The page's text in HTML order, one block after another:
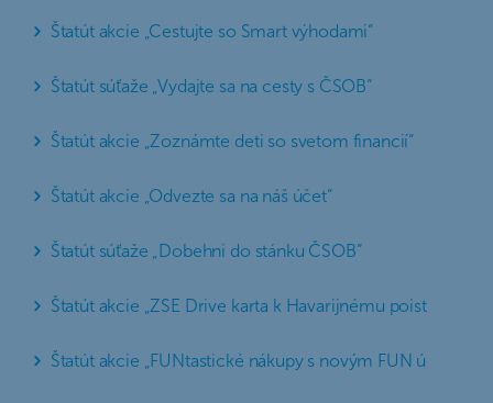
Štatút akcie „Cestujte so Smart výhodami“
Štatút súťaže „Vydajte sa na cesty s ČSOB“
Štatút akcie „Zoznámte deti so svetom financií“
Štatút akcie „Odvezte sa na náš účet“
Štatút súťaže „Dobehni do stánku ČSOB“
Štatút akcie „ZSE Drive karta k Havarijnému poisteniu a
Štatút akcie „FUNtastické nákupy s novým FUN účtom“